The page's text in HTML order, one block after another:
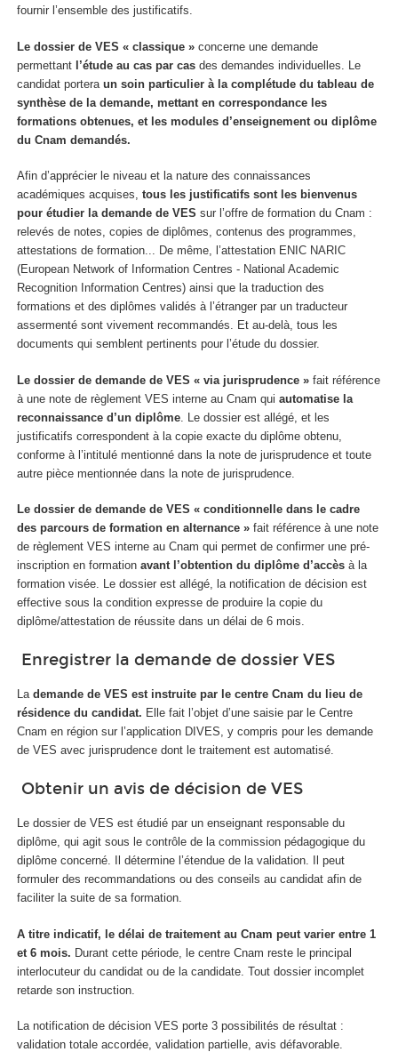
fournir l’ensemble des justificatifs.
Le dossier de VES « classique » concerne une demande
permettant l’étude au cas par cas des demandes individuelles. Le
candidat portera un soin particulier à la complétude du tableau de
synthèse de la demande, mettant en correspondance les
formations obtenues, et les modules d’enseignement ou diplôme
du Cnam demandés.
Afin d’apprécier le niveau et la nature des connaissances
académiques acquises, tous les justificatifs sont les bienvenus
pour étudier la demande de VES sur l’offre de formation du Cnam :
relevés de notes, copies de diplômes, contenus des programmes,
attestations de formation... De même, l’attestation ENIC NARIC
(European Network of Information Centres - National Academic
Recognition Information Centres) ainsi que la traduction des
formations et des diplômes validés à l’étranger par un traducteur
assermenté sont vivement recommandés. Et au-delà, tous les
documents qui semblent pertinents pour l’étude du dossier.
Le dossier de demande de VES « via jurisprudence » fait référence
à une note de règlement VES interne au Cnam qui automatise la
reconnaissance d’un diplôme . Le dossier est allégé, et les
justificatifs correspondent à la copie exacte du diplôme obtenu,
conforme à l’intitulé mentionné dans la note de jurisprudence et toute
autre pièce mentionnée dans la note de jurisprudence.
Le dossier de demande de VES « conditionnelle dans le cadre
des parcours de formation en alternance » fait référence à une note
de règlement VES interne au Cnam qui permet de confirmer une pré-
inscription en formation avant l’obtention du diplôme d’accès à la
formation visée. Le dossier est allégé, la notification de décision est
effective sous la condition expresse de produire la copie du
diplôme/attestation de réussite dans un délai de 6 mois.
Enregistrer la demande de dossier VES
La demande de VES est instruite par le centre Cnam du lieu de
résidence du candidat. Elle fait l’objet d’une saisie par le Centre
Cnam en région sur l’application DIVES, y compris pour les demande
de VES avec jurisprudence dont le traitement est automatisé.
Obtenir un avis de décision de VES
Le dossier de VES est étudié par un enseignant responsable du
diplôme, qui agit sous le contrôle de la commission pédagogique du
diplôme concerné. Il détermine l’étendue de la validation. Il peut
formuler des recommandations ou des conseils au candidat afin de
faciliter la suite de sa formation.
A titre indicatif, le délai de traitement au Cnam peut varier entre 1
et 6 mois. Durant cette période, le centre Cnam reste le principal
interlocuteur du candidat ou de la candidate. Tout dossier incomplet
retarde son instruction.
La notification de décision VES porte 3 possibilités de résultat :
validation totale accordée, validation partielle, avis défavorable.